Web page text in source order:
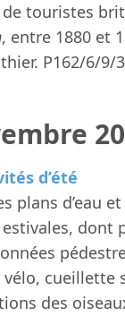
touristes
, entre 1880 et
P162/6/9/
d’été
plans d’eau
estivales,
cueillette
des